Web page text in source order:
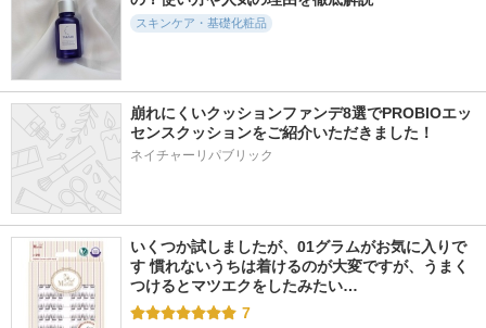
マスク
Torriden (トリデン)
Torriden (トリデン)
5.7
2520件
レッドブレミッシュ
クリアスージングク
リーム
Dr.G(ドクタージー)
SAM'U
オルビス
スキンケア・基礎化粧品
崩れにくいクッションファンデ8選でPROBIOエッ
センスクッションをご紹介いただきました！
ネイチャーリパブリック
いくつか試しましたが、01グラムがお気に入りで
す 慣れないうちは着けるのが大変ですが、うまく
つけるとマツエクをしたみたい…
7